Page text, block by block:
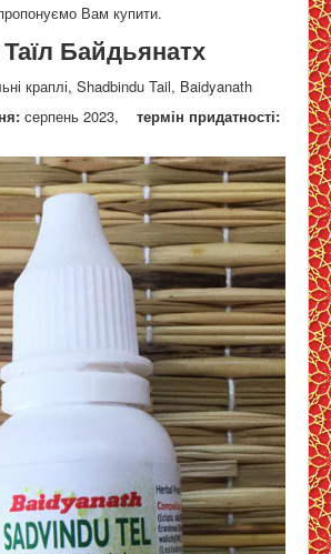
Вам купити.
Байдьянатх
краплі, Shadbindu Tail, Baidyanath
серпень 2023, термін придатності: